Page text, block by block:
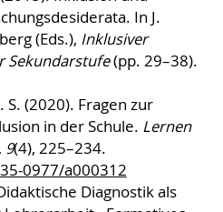
In J.
(Eds.), Inklusiver
Sekundarstufe(pp. 29–38).
S. (2020). Fragen zur
in der Schule. Lernen
9(4), 225–234.
0977/a000312
Diagnostik als